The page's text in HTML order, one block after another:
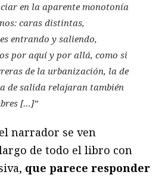
en la aparente monotonía
caras distintas,
entrando y saliendo,
por aquí y por allá, como si
de la urbanización, la de
de salida relajaran también
[…]”
narrador se ven
de todo el libro con
que parece responder